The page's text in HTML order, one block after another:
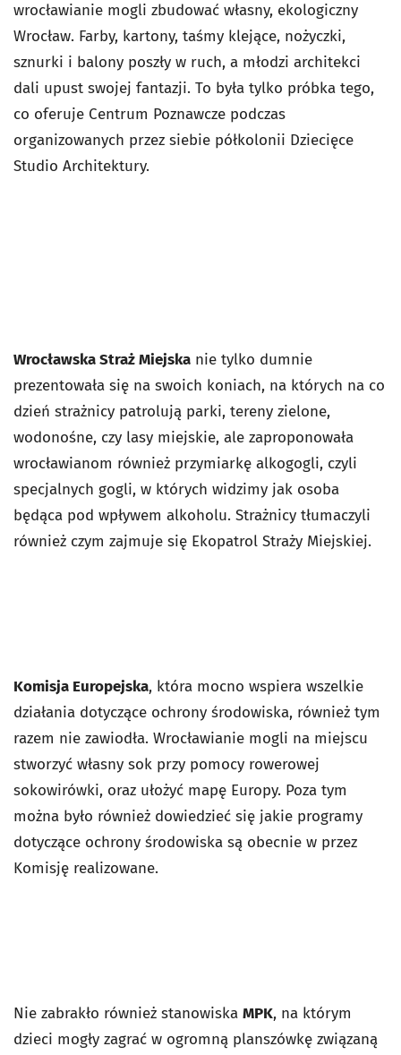
wrocławianie mogli zbudować własny, ekologiczny
Wrocław. Farby, kartony, taśmy klejące, nożyczki,
sznurki i balony poszły w ruch, a młodzi architekci
dali upust swojej fantazji. To była tylko próbka tego,
co oferuje Centrum Poznawcze podczas
organizowanych przez siebie półkolonii Dziecięce
Studio Architektury.
Wrocławska Straż Miejska nie tylko dumnie
prezentowała się na swoich koniach, na których na co
dzień strażnicy patrolują parki, tereny zielone,
wodonośne, czy lasy miejskie, ale zaproponowała
wrocławianom również przymiarkę alkogogli, czyli
specjalnych gogli, w których widzimy jak osoba
będąca pod wpływem alkoholu. Strażnicy tłumaczyli
również czym zajmuje się Ekopatrol Straży Miejskiej.
Komisja Europejska, która mocno wspiera wszelkie
działania dotyczące ochrony środowiska, również tym
razem nie zawiodła. Wrocławianie mogli na miejscu
stworzyć własny sok przy pomocy rowerowej
sokowirówki, oraz ułożyć mapę Europy. Poza tym
można było również dowiedzieć się jakie programy
dotyczące ochrony środowiska są obecnie w przez
Komisję realizowane.
Nie zabrakło również stanowiska MPK, na którym
dzieci mogły zagrać w ogromną planszówkę związaną